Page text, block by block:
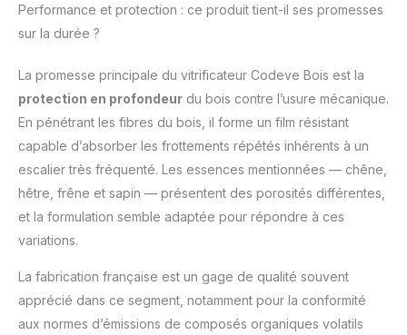
polyuréthane
l'eau, à très faibles
émissions, offrant une
excellente accroche et
un confort d'application
en intérieur. Application
maîtrisée et remise en
service rapide : Texture
adaptée à l'application
au spalter, séchage
l'escalier dans des
délais optimisés.
Performance et protection : ce produit tient-il ses promesses
sur la durée ?
La promesse principale du vitrificateur Codeve Bois est la
protection en profondeur du bois contre l’usure mécanique.
En pénétrant les fibres du bois, il forme un film résistant
capable d’absorber les frottements répétés inhérents à un
escalier très fréquenté. Les essences mentionnées — chêne,
hêtre, frêne et sapin — présentent des porosités différentes,
et la formulation semble adaptée pour répondre à ces
variations.
La fabrication française est un gage de qualité souvent
apprécié dans ce segment, notamment pour la conformité
aux normes d’émissions de composés organiques volatils